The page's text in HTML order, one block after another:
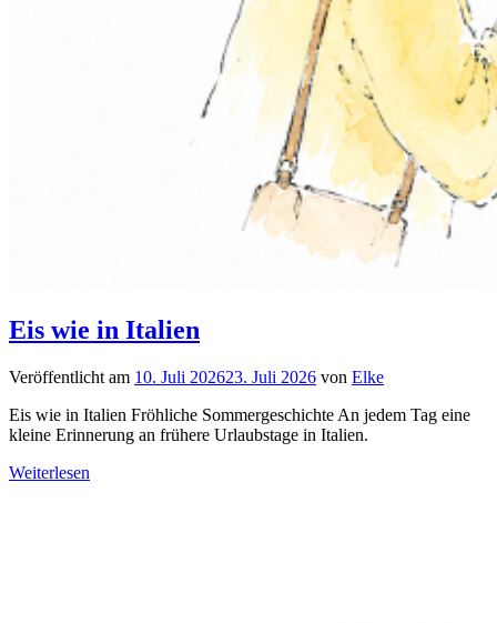
Eis wie in Italien
Veröffentlicht am 10. Juli 202623. Juli 2026 von Elke
Eis wie in Italien Fröhliche Sommergeschichte An jedem Tag eine
kleine Erinnerung an frühere Urlaubstage in Italien.
Weiterlesen